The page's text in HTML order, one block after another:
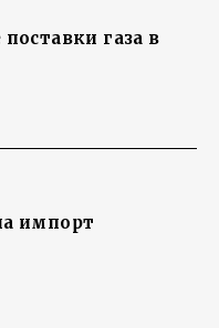
газа в
импорт